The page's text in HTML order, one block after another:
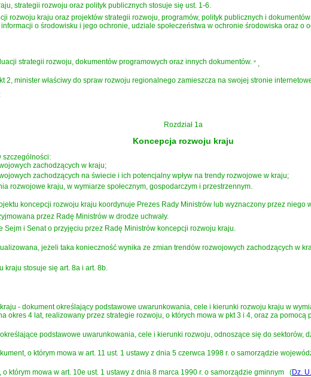
strategii rozwoju oraz polityk publicznych stosuje się ust. 1-6.
rozwoju kraju oraz projektów strategii rozwoju, programów, polityk publicznych i
o środowisku i jego ochronie, udziale społeczeństwa w ochronie środowiska oraz o
strategii rozwoju, dokumentów programowych oraz innych dokumentów. ” ,
2, minister właściwy do spraw rozwoju regionalnego zamieszcza na swojej stronie
Rozdział 1a
Koncepcja rozwoju kraju
szczególności:
zachodzących w kraju;
zachodzących na świecie i ich potencjalny wpływ na trendy rozwojowe w kraju;
rozwojowe kraju, w wymiarze społecznym, gospodarczym i przestrzennym.
koncepcji rozwoju kraju koordynuje Prezes Rady Ministrów lub wyznaczony przez niego
przez Radę Ministrów w drodze uchwały.
Sejm i Senat o przyjęciu przez Radę Ministrów koncepcji rozwoju kraju.
jeżeli taka konieczność wynika ze zmian trendów rozwojowych zachodzących w
stosuje się art. 8a i art. 8b.
- dokument określający podstawowe uwarunkowania, cele i kierunki rozwoju kraju w
okres 4 lat, realizowany przez strategie rozwoju, o których mowa w pkt 3 i 4, oraz za
podstawowe uwarunkowania, cele i kierunki rozwoju, odnoszące się do sektorów,
o którym mowa w art. 11 ust. 1 ustawy z dnia 5 czerwca 1998 r. o samorządzie
o którym mowa w art. 10e ust. 1 ustawy z dnia 8 marca 1990 r. o samorządzie gminnym (Dz.